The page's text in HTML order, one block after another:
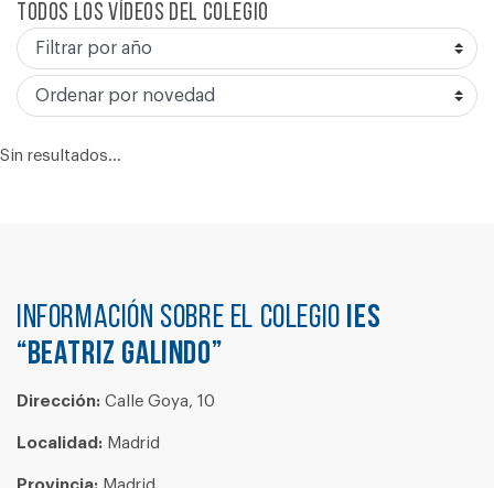
Todos los vídeos del colegio
Sin resultados...
Información sobre el colegio IES
“BEATRIZ GALINDO”
Dirección: Calle Goya, 10
Localidad: Madrid